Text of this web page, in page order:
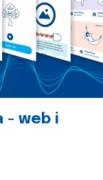
- web i